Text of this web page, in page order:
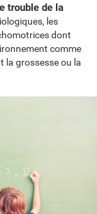
trouble de la
les
dont
comme
la grossesse ou la